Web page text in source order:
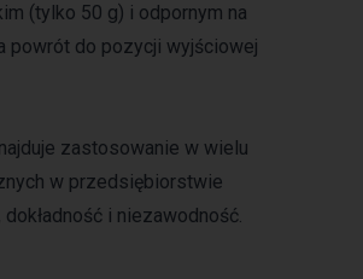
(tylko 50 g) i odpornym na
powrót do pozycji wyjściowej
zastosowanie w wielu
w przedsiębiorstwie
i niezawodność.